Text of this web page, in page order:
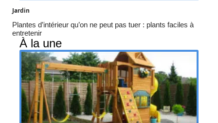
Jardin
Plantes d’intérieur qu’on ne peut pas tuer : plants faciles à
entretenir
À la une